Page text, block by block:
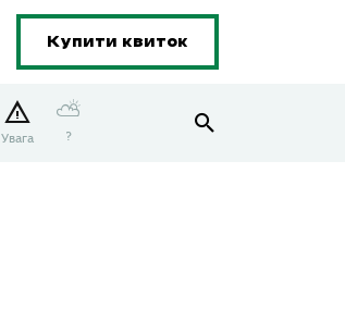
Купити квиток
Увага
⛅
?